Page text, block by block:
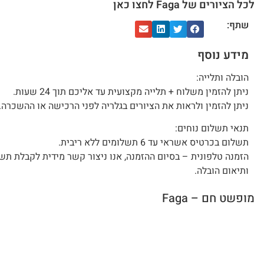
לכל הציורים של Faga לחצו כאן
שתף:
מידע נוסף
הובלה ותלייה:
ניתן להזמין משלוח + תלייה מקצועית עד אליכם תוך 24 שעות.
ניתן להזמין ולראות את הציורים בגלריה לפני הרכישה או
תנאי תשלום נוחים:
תשלום בכרטיס אשראי עד 6 תשלומים ללא ריבית.
הזמנה טלפונית – בסיום ההזמנה, אנו ניצור קשר מידית לקבלת
ותיאום הובלה.
מופשט חם – Faga